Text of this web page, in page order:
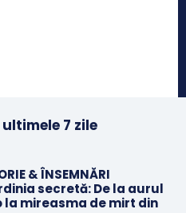
7 zile
& ÎNSEMNĂRI
secretă: De la aurul
la mireasma de mirt din